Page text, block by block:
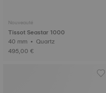
Nouveauté
Tissot Seastar 1000
40 mm • Quartz
495,00 €